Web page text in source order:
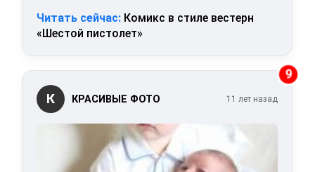
Читать сейчас: Комикс в стиле вестерн
«Шестой пистолет»
9
К КРАСИВЫЕ ФОТО 11 лет назад